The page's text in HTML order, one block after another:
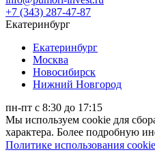
+7 (343) 287-47-87
Екатеринбург
Екатеринбург
Москва
Новосибирск
Нижний Новгород
пн-пт с 8:30 до 17:15
Мы используем cookie для
характера. Более подробную
Политике использования